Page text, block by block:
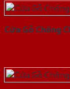
Cửa Gỗ Chống